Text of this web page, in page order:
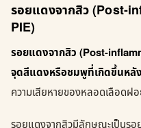
รอยแดงจากสิว (Post-
PIE)
รอยแดงจากสิว (Post-
จุดสีแดงหรือชมพูที่เกิดขึ้นหลั
ความเสียหายของหลอดเลือดฝ
รอยแดงจากสิวมีลักษณะเป็นรอ